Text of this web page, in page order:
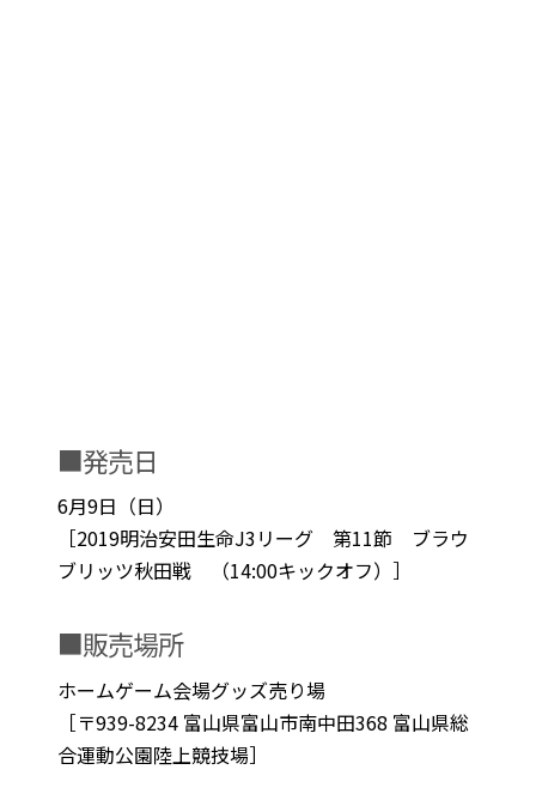
■発売日
6月9日（日）
［2019明治安田生命J3リーグ 第11節 ブラウ
ブリッツ秋田戦 （14:00キックオフ）］
■販売場所
ホームゲーム会場グッズ売り場
［〒939-8234 富山県富山市南中田368 富山県総
合運動公園陸上競技場］